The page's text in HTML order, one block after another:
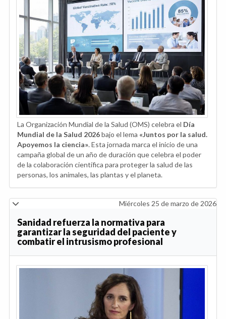
La Organización Mundial de la Salud (OMS) celebra el Día
Mundial de la Salud 2026bajo el lema «Juntos por la salud.
Apoyemos la ciencia». Esta jornada marca el inicio de una
campaña global de un año de duración que celebra el poder
de la colaboración científica para proteger la salud de las
personas, los animales, las plantas y el planeta.
Miércoles 25 de marzo de 2026
Sanidad refuerza la normativa para
garantizar la seguridad del paciente y
combatir el intrusismo profesional